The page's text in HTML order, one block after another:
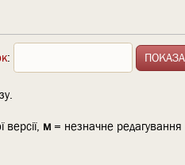
:
версії, м = незначне редагування